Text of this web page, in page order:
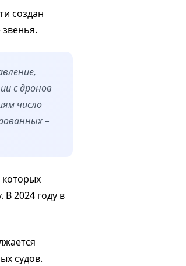
создан
с дронов
число
–
которых
В 2024 году в
судов.